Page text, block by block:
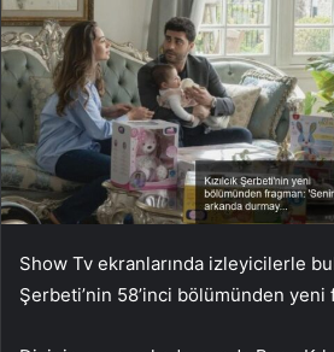
Show Tv ekranlarında izleyicilerle
Şerbeti’nin 58’inci bölümünden yeni